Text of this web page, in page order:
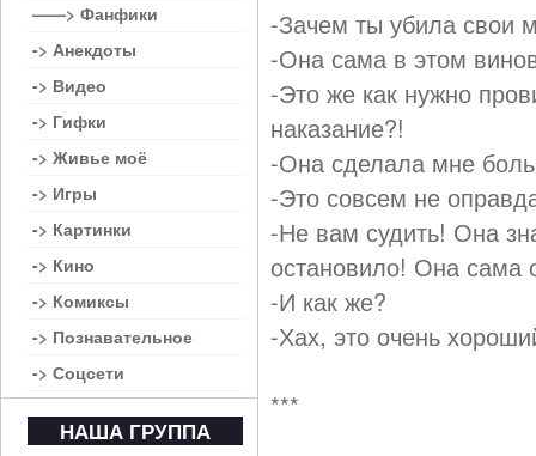
-Зачем ты убила свои
-Она сама в этом
-Это же как нужно
наказание?!
-Она сделала мне
-Это совсем не
-Не вам судить! Она
остановило! Она сама
-И как же?
-Хах, это очень
***
——> Фанфики
-> Анекдоты
-> Видео
-> Гифки
-> Живье моё
-> Игры
-> Картинки
-> Кино
-> Комиксы
-> Познавательное
-> Соцсети
НАША ГРУППА